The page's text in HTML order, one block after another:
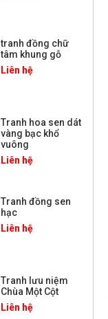
tranh đồng chữ
tâm khung gỗ
Liên hệ
Tranh hoa sen dát
vàng bạc khổ
vuông
Liên hệ
Tranh đồng sen
hạc
Liên hệ
Tranh lưu niệm
Chùa Một Cột
Liên hệ